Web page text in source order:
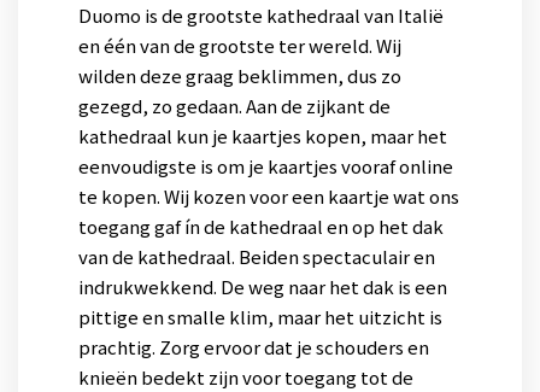
Duomo is de grootste kathedraal van Italië
en één van de grootste ter wereld. Wij
wilden deze graag beklimmen, dus zo
gezegd, zo gedaan. Aan de zijkant de
kathedraal kun je kaartjes kopen, maar het
eenvoudigste is om je kaartjes vooraf online
te kopen. Wij kozen voor een kaartje wat ons
toegang gaf ín de kathedraal en op het dak
van de kathedraal. Beiden spectaculair en
indrukwekkend. De weg naar het dak is een
pittige en smalle klim, maar het uitzicht is
prachtig. Zorg ervoor dat je schouders en
knieën bedekt zijn voor toegang tot de